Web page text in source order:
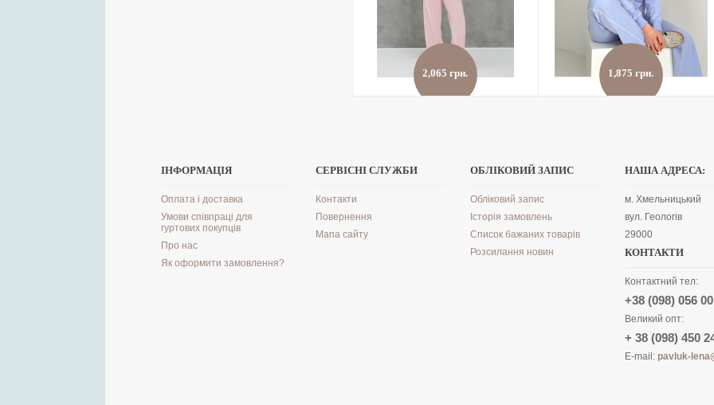
детальніше ›
›
2,065 грн.
детальніше
›
порівняти
1,875 грн.
ІНФОРМАЦІЯ
Оплата і доставка
Умови співпраці для
гуртових покупців
Про нас
Як оформити замовлення?
СЕРВІСНІ СЛУЖБИ
Контакти
Повернення
Мапа сайту
ОБЛІКОВИЙ ЗАПИС
Обліковий запис
Історія замовлень
Список бажаних товарів
Розсилання новин
НАША АДРЕСА:
м. Хмельницький
вул. Геологів
29000
КОНТАКТИ
Контактний тел:
+38 (098) 056
Великий опт:
+ 38 (098) 450
E-mail: pavluk-